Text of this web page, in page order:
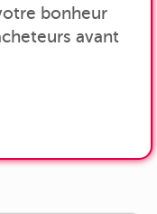
bonheur
avant